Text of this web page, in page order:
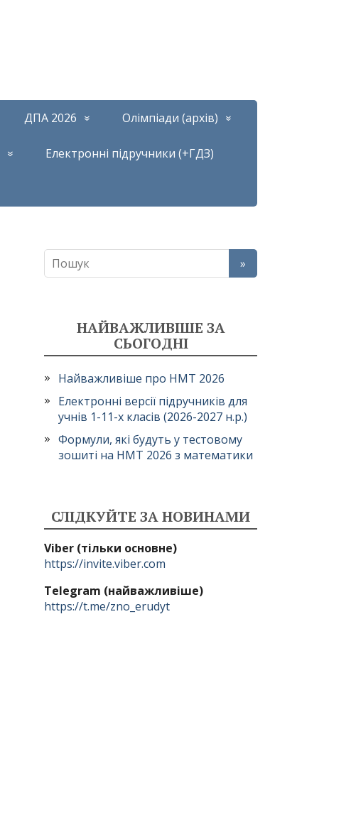
ДПА 2026 Олімпіади (архів)
Електронні підручники (+ГДЗ)
НАЙВАЖЛИВІШЕ ЗА
СЬОГОДНІ
Найважливіше про НМТ 2026
Електронні версії підручників для
учнів 1-11-х класів (2026-2027 н.р.)
Формули, які будуть у тестовому
зошиті на НМТ 2026 з математики
СЛІДКУЙТЕ ЗА НОВИНАМИ
Viber (тільки основне)
https://invite.viber.com
Telegram (найважливіше)
https://t.me/zno_erudyt